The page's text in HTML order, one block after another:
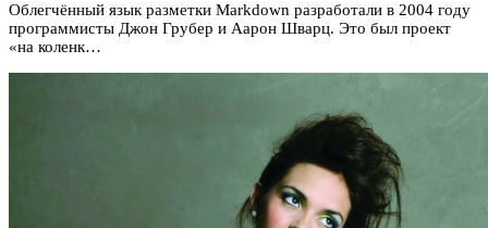
Облегчённый язык разметки Markdown разработали в 2004 году
программисты Джон Грубер и Аарон Шварц. Это был проект
«на коленк…